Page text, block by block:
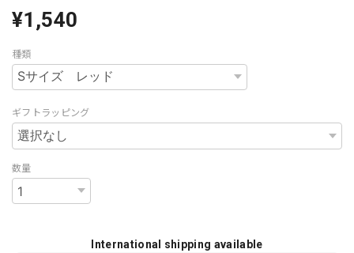
¥1,540
種類
ギフトラッピング
数量
International shipping available